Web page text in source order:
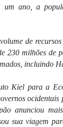
um ano, a
de
230 milhões de
incluindo
Kiel para a
anunciou
sua viagem